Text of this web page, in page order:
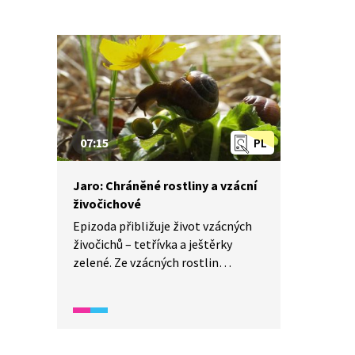
PL
07:15
Jaro: Chráněné rostliny a vzácní
živočichové
Epizoda přibližuje život vzácných
živočichů – tetřívka a ještěrky
zelené. Ze vzácných rostlin
jarní. U každé představované